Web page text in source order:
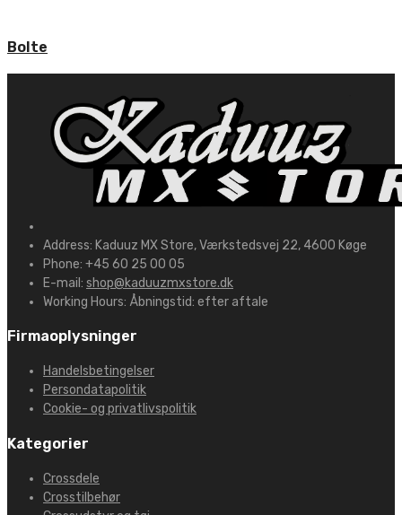
Bolte
Address: Kaduuz MX Store, Værkstedsvej 22, 4600 Køge
Phone: +45 60 25 00 05
E-mail: shop@kaduuzmxstore.dk
Working Hours: Åbningstid: efter aftale
Firmaoplysninger
Handelsbetingelser
Persondatapolitik
Cookie- og privatlivspolitik
Kategorier
Crossdele
Crosstilbehør